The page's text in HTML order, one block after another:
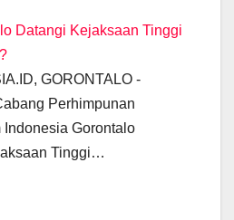
Datangi Kejaksaan Tinggi
GORONTALO -
Perhimpunan
Gorontalo
Tinggi…